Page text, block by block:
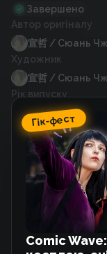
Завершено
Автор оригіналу
宣哲 / Сюань
Художник
宣哲 / Сюань
Рік випуску
2017
Схожі тайтли
Манхва
Гік-фест
Comic